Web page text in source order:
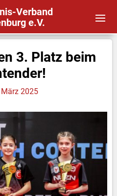
Verband
e.V.
3. Platz beim
2025